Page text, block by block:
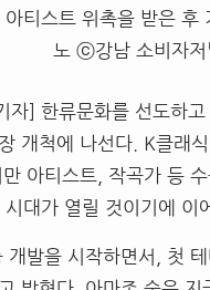
티스트 위촉을 받은 후
노 ⓒ강남 소비자저
자] 한류문화를 선도하
개척에 나선다. K클래
아티스트, 작곡가 등
대가 열릴 것이기에 이
개발을 시작하면서, 첫